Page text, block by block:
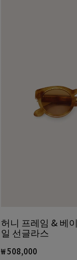
허니 프레임 & 베
일 선글라스
₩ 508,000